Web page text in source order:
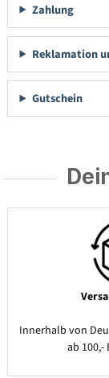
Zahlung
Reklamation
Gutschein
Innerhalb von
ab